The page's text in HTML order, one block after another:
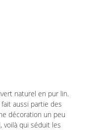
naturel en pur lin.
aussi partie des
décoration un peu
voilà qui séduit les